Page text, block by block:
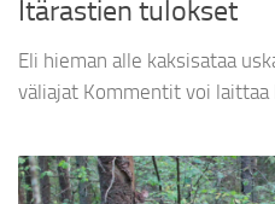
Itärastien tulokset
Eli hieman alle kaksisataa
väliajat Kommentit voi